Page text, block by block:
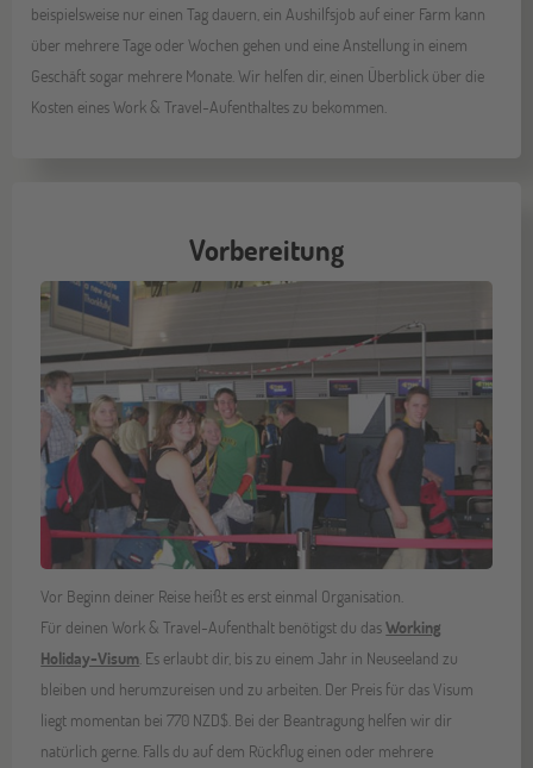
beispielsweise nur einen Tag dauern, ein Aushilfsjob auf einer Farm kann
über mehrere Tage oder Wochen gehen und eine Anstellung in einem
Geschäft sogar mehrere Monate. Wir helfen dir, einen Überblick über die
Kosten eines Work & Travel-Aufenthaltes zu bekommen.
Vorbereitung
Vor Beginn deiner Reise heißt es erst einmal Organisation.
Für deinen Work & Travel-Aufenthalt benötigst du dasWorking
Holiday-Visum. Es erlaubt dir, bis zu einem Jahr in Neuseeland zu
bleiben und herumzureisen und zu arbeiten. Der Preis für das Visum
liegt momentan bei 770 NZD$. Bei der Beantragung helfen wir dir
natürlich gerne. Falls du auf dem Rückflug einen oder mehrere